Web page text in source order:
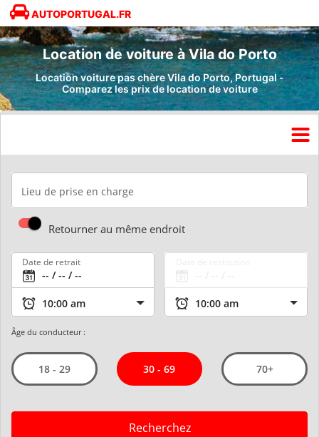
AUTOPORTUGAL.FR
Location de voiture à Vila do Porto
Location voiture pas chère Vila do Porto, Portugal -
Comparez les prix de location de voiture
Lieu de prise en charge
Retourner au même endroit
Date de retrait
Âge du conducteur :
18 - 29 30 - 69 70+
Recherchez